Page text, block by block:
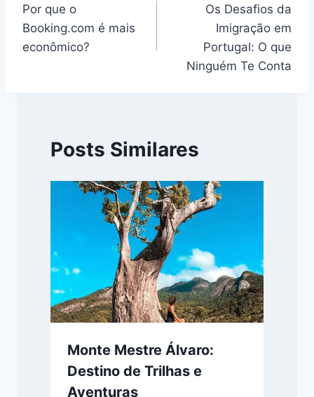
de
Post
Por que o
Booking.com é mais
econômico?
Os Desafios da
Imigração em
Portugal: O que
Ninguém Te Conta
Posts Similares
Monte Mestre Álvaro:
Destino de Trilhas e
Aventuras